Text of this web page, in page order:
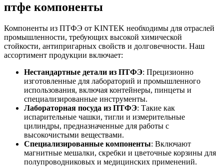
птфе компоненты
Компоненты из ПТФЭ от KINTEK необходимы для отраслей
промышленности, требующих высокой химической
стойкости, антипригарных свойств и долговечности. Наш
ассортимент продукции включает:
Нестандартные детали из ПТФЭ: Прецизионно
изготовленные для лабораторий и промышленного
использования, включая контейнеры, пинцеты и
специализированные инструменты.
Лабораторная посуда из ПТФЭ: Такие как
испарительные чашки, тигли и измерительные
цилиндры, предназначенные для работы с
высокочистыми веществами.
Специализированные компоненты: Включают
магнитные мешалки, скребки и цветочные корзины для
полупроводниковых и медицинских применений.